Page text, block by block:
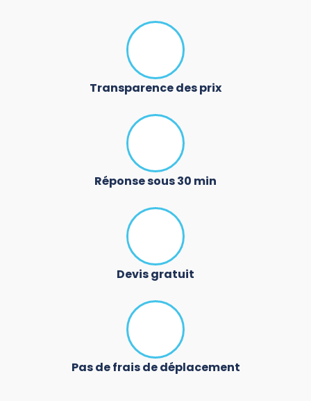
Transparence des prix
Réponse sous 30 min
Devis gratuit
Pas de frais de déplacement